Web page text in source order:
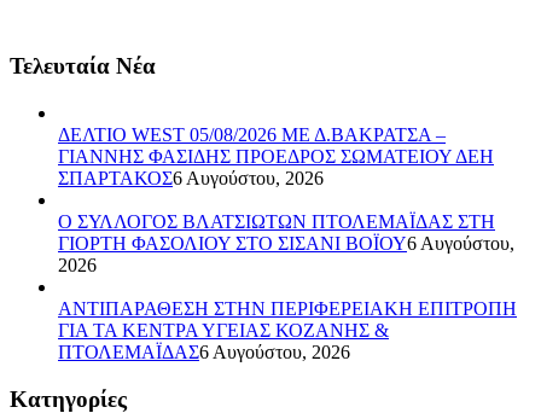
Τελευταία Νέα
ΔΕΛΤΙΟ WEST 05/08/2026 ΜΕ Δ.ΒΑΚΡΑΤΣΑ –
ΓΙΑΝΝΗΣ ΦΑΣΙΔΗΣ ΠΡΟΕΔΡΟΣ ΣΩΜΑΤΕΙΟΥ ΔΕΗ
ΣΠΑΡΤΑΚΟΣ6 Αυγούστου, 2026
Ο ΣΥΛΛΟΓΟΣ ΒΛΑΤΣΙΩΤΩΝ ΠΤΟΛΕΜΑΪΔΑΣ ΣΤΗ
ΓΙΟΡΤΗ ΦΑΣΟΛΙΟΥ ΣΤΟ ΣΙΣΑΝΙ ΒΟΪΟΥ6 Αυγούστου,
2026
ΑΝΤΙΠΑΡΑΘΕΣΗ ΣΤΗΝ ΠΕΡΙΦΕΡΕΙΑΚΗ ΕΠΙΤΡΟΠΗ
ΓΙΑ ΤΑ ΚΕΝΤΡΑ ΥΓΕΙΑΣ ΚΟΖΑΝΗΣ &
ΠΤΟΛΕΜΑΪΔΑΣ6 Αυγούστου, 2026
Kατηγορίες